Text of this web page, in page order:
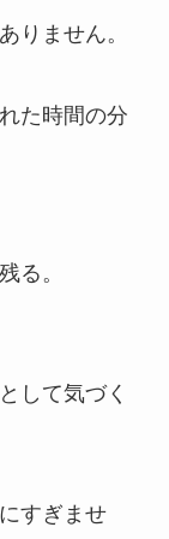
りません。
た時間の分
る。
して気づく
すぎませ